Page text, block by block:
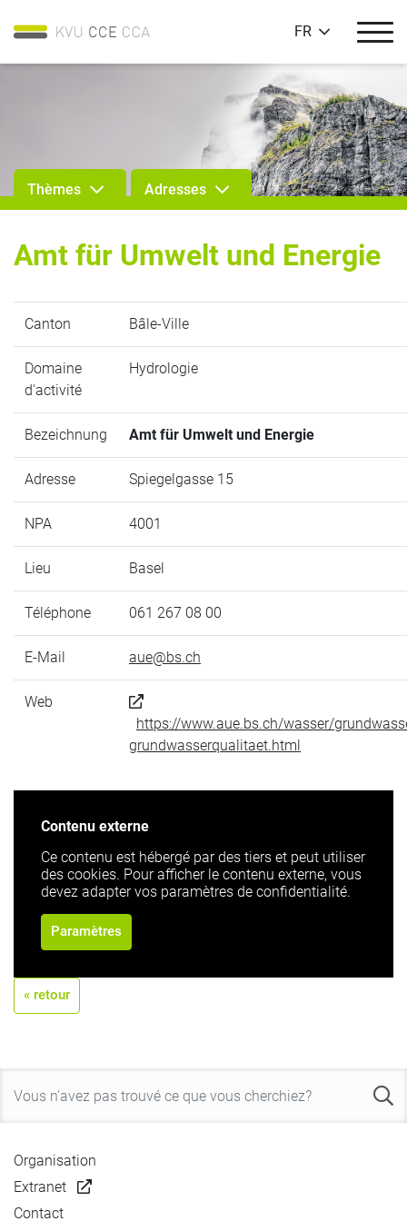
FR
Thèmes Adresses
Amt für Umwelt und Energie
Canton Bâle-Ville
Domaine
d'activité
Hydrologie
Bezeichnung Amt für Umwelt und Energie
Adresse Spiegelgasse 15
NPA 4001
Lieu Basel
Téléphone 061 267 08 00
E-Mail aue@bs.ch
Web
https://www.aue.bs.ch/wasser/
grundwasserqualitaet.html
Contenu externe
Ce contenu est hébergé par des tiers et peut utiliser
des cookies. Pour afficher le contenu externe, vous
devez adapter vos paramètres de confidentialité.
Paramètres
« retour
Organisation
Extranet
Contact